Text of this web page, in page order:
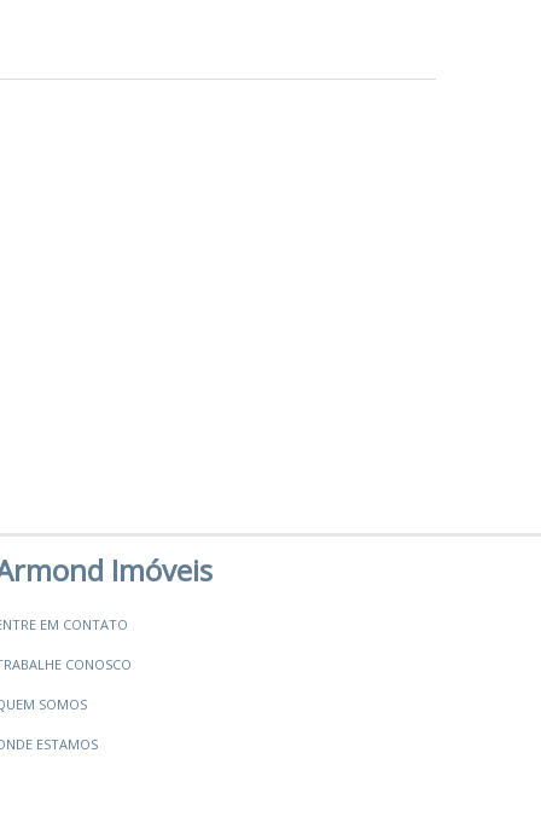
Imóveis
EM CONTATO
CONOSCO
SOMOS
ESTAMOS